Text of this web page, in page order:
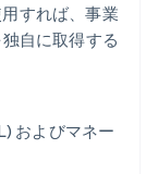
すれば、事業
自に取得する
およびマネー